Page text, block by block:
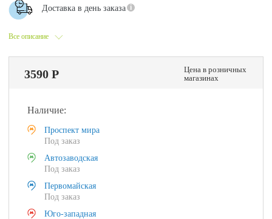
Все описание
Доставка в день заказа
3590 Р
Цена в розничных
магазинах
Наличие:
Проспект мира
Под заказ
Автозаводская
Под заказ
Первомайская
Под заказ
Юго-западная